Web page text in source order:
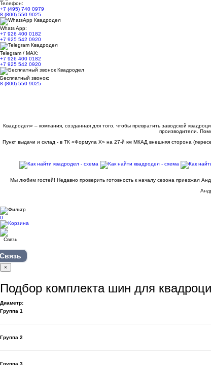
Телефон:
+7 (495) 740 0979
8 (800) 550 9025
Whats App:
+7 926 400 0182
+7 925 542 0920
Telegram / MAX:
+7 926 400 0182
+7 925 542 0920
Бесплатный звонок:
8 (800) 550 9025
Квадродел» – компания, созданная для того, чтобы превратить заводской
производители.
Пункт выдачи и склад - в ТК «Формула X» на 27-й км МКАД внешняя сторона
Мы любим гостей! Недавно проверить готовность к началу сезона приезжал
0
×
Подбор комплекта шин для
Диаметр:
Группа 1
Группа 2